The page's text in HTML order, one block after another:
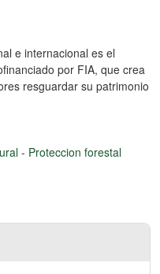
e internacional es el
por FIA, que crea
resguardar su patrimonio
- Proteccion forestal